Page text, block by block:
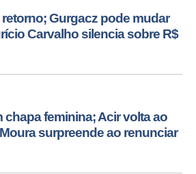
Gurgacz pode mudar
Carvalho silencia sobre R$
chapa feminina; Acir volta ao
surpreende ao renunciar